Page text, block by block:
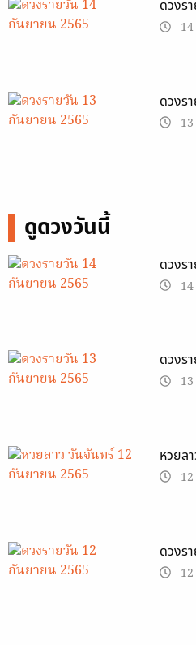
ดวงร
ดวงร
ดูดวงวันนี้
ดวงร
ดวงร
หวยล
ดวงร